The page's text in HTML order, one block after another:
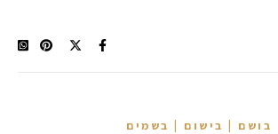
בושם | בישום | בשמים